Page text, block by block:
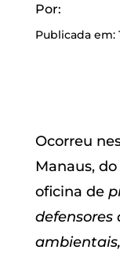
Por:
Publicada em:
Ocorreu
Manaus,
oficina de
defensores
ambientais,